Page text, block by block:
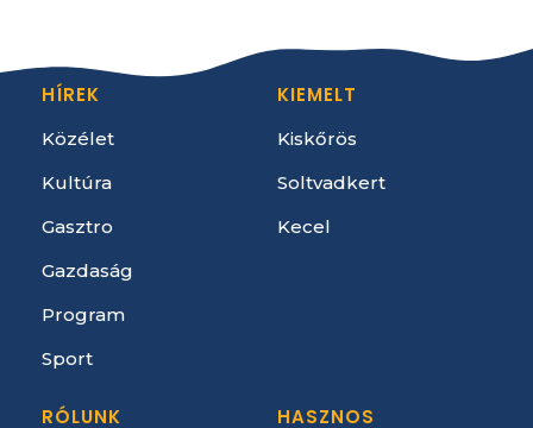
HÍREK
Közélet
Kultúra
Gasztro
Gazdaság
Program
Sport
KIEMELT
Kiskőrös
Soltvadkert
Kecel
RÓLUNK HASZNOS